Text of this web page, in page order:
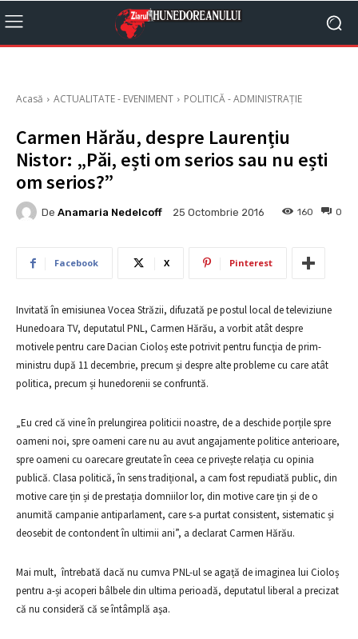
Acasă ACTUALITATE - EVENIMENT POLITICĂ - ADMINISTRAȚIE
Carmen Hărău, despre Laurențiu
Nistor: „Păi, ești om serios sau nu ești
om serios?”
De Anamaria Nedelcoff 25 Octombrie 2016 0
160
Facebook X Pinterest
Invitată în emisiunea Vocea Străzii, difuzată pe postul local de televiziune
Hunedoara TV, deputatul PNL, Carmen Hărău, a vorbit atât despre
motivele pentru care Dacian Cioloș este potrivit pentru funcţia de prim-
ministru după 11 decembrie, precum și despre alte probleme cu care atât
politica, precum și hunedorenii se confruntă.
„Eu cred că vine în prelungirea politicii noastre, de a deschide porțile spre
oameni noi, spre oameni care nu au avut angajamente politice anterioare,
spre oameni cu oarecare greutate în ceea ce privește relația cu opinia
publică. Clasa politică, în sens tradițional, a cam fost repudiată public, din
motive care țin și de prestația domniilor lor, din motive care țin și de o
anumită campanie antiparlament, care s-a purtat consistent, sistematic și
deosebit de contondent în ultimii ani”, a declarat Carmen Hărău.
Mai mult, întrebată dacă nu cumva PNL-ul se agață de imaginea lui Cioloș
pentru a-și acoperi bâlbele din ultima perioadă, deputatul liberal a precizat
că nu consideră că se întâmplă aşa.